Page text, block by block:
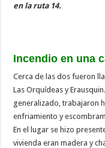
en la ruta 14.
Incendio en una
Cerca de las dos fueron
Las Orquídeas y
generalizado, trabajaron
enfriamiento y
En el lugar se hizo
vivienda eran madera y